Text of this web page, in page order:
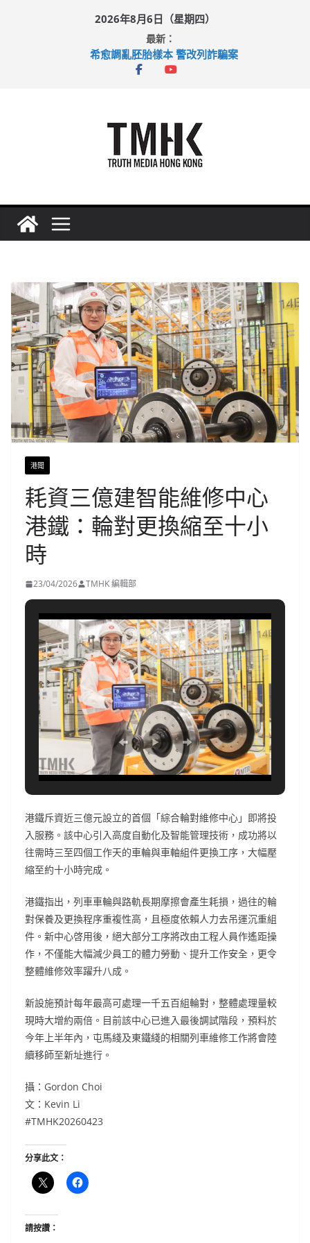
2026年8月6日（星期四）
最新：
希愈調亂胚胎樣本 警改列詐騙案
足球盛會次場激戰 祖雲達斯挫車路士
港聞
耗資三億建智能維修中心
港鐵：輪對更換縮至十小
時
23/04/2026 TMHK 編輯部
港鐵斥資近三億元設立的首個「綜合輪對維修中心」即將投
入服務。該中心引入高度自動化及智能管理技術，成功將以
往需時三至四個工作天的車輪與車軸組件更換工序，大幅壓
縮至約十小時完成。
港鐵指出，列車車輪與路軌長期摩擦會產生耗損，過往的輪
對保養及更換程序重複性高，且極度依賴人力去吊運沉重組
件。新中心啓用後，絕大部分工序將改由工程人員作遙距操
作，不僅能大幅減少員工的體力勞動、提升工作安全，更令
整體維修效率躍升八成。
新設施預計每年最高可處理一千五百組輪對，整體處理量較
現時大增約兩倍。目前該中心已進入最後調試階段，預料於
今年上半年內，屯馬綫及東鐵綫的相關列車維修工作將會陸
續移師至新址進行。
攝：Gordon Choi
文：Kevin Li
#TMHK20260423
分享此文：
請按讚：